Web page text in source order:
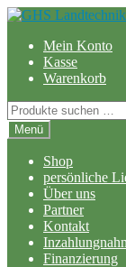
Zur
springen
Zum
springenMein Konto
Kasse
Warenkorb
Suchen
nach:
Menü
Shop
persönliche
Über uns
Partner
Kontakt
Finanzierung